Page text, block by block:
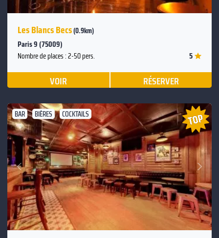
Les Blancs Becs(0.9km)
Paris 9 (75009)
Nombre de places : 2-50 pers. 5
VOIR RÉSERVER
BAR BIÈRES COCKTAILS
Précédent
Suivant